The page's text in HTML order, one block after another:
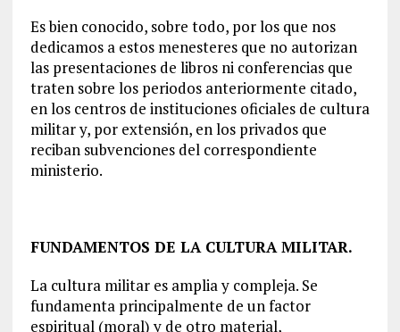
Es bien conocido, sobre todo, por los que nos
dedicamos a estos menesteres que no autorizan
las presentaciones de libros ni conferencias que
traten sobre los periodos anteriormente citado,
en los centros de instituciones oficiales de cultura
militar y, por extensión, en los privados que
reciban subvenciones del correspondiente
ministerio.
FUNDAMENTOS DE LA CULTURA MILITAR.
La cultura militar es amplia y compleja. Se
fundamenta principalmente de un factor
espiritual (moral) y de otro material,